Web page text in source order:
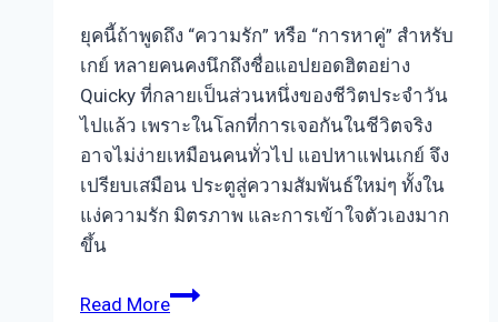
พร้อม
กัน
ยุคนี้ถ้าพูดถึง “ความรัก” หรือ “การหาคู่” สำหรับ
เกย์ หลายคนคงนึกถึงชื่อแอปยอดฮิตอย่าง
Quicky ที่กลายเป็นส่วนหนึ่งของชีวิตประจำวัน
ไปแล้ว เพราะในโลกที่การเจอกันในชีวิตจริง
อาจไม่ง่ายเหมือนคนทั่วไป แอปหาแฟนเกย์ จึง
เปรียบเสมือน ประตูสู่ความสัมพันธ์ใหม่ๆ ทั้งใน
แง่ความรัก มิตรภาพ และการเข้าใจตัวเองมาก
ขึ้น
Read Moreแอ